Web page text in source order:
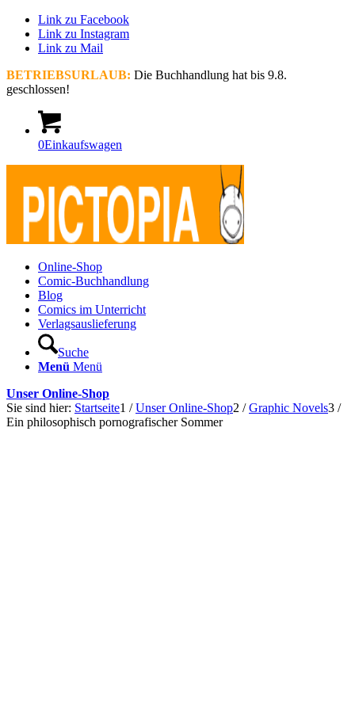
Link zu Facebook
Link zu Instagram
Link zu Mail
BETRIEBSURLAUB: Die Buchhandlung hat bis 9.8.
geschlossen!
0Einkaufswagen
Online-Shop
Comic-Buchhandlung
Blog
Comics im Unterricht
Verlagsauslieferung
Suche
Menü Menü
Unser Online-Shop
Sie sind hier: Startseite1 / Unser Online-Shop2 / Graphic Novels3 /
Ein philosophisch pornografischer Sommer